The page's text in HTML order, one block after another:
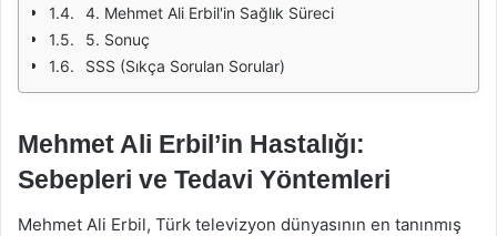
4. Mehmet Ali Erbil'in Sağlık Süreci
5. Sonuç
SSS (Sıkça Sorulan Sorular)
Mehmet Ali Erbil’in Hastalığı:
Sebepleri ve Tedavi Yöntemleri
Mehmet Ali Erbil, Türk televizyon dünyasının en tanınmış